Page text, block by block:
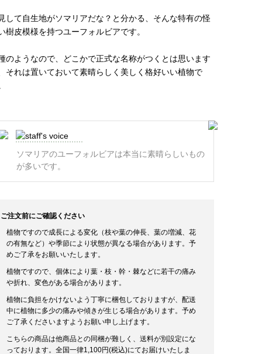
して自生地がソマリアだな？と分かる、そんな特有の怪
樹皮模様を持つユーフォルビアです。
のようなので、どこかで正式な名称がつくとは思います
それは置いておいて素晴らしく美しく格好いい植物で
ソマリアのユーフォルビアは本当に素晴らしいもの
が多いです。
ご注文前にご確認ください
植物ですので成長による変化（枝や葉の伸長、葉の増減、花
の有無など）や季節により状態が異なる場合があります。予
めご了承をお願いいたします。
植物ですので、個体により葉・枝・幹・棘などに若干の痛み
や折れ、変色がある場合があります。
植物に負担をかけないよう丁寧に梱包しておりますが、配送
中に植物に多少の痛みや傾きが生じる場合があります。予め
ご了承くださいますようお願い申し上げます。
こちらの商品は他商品との同梱が難しく、送料が別設定にな
っております。全国一律1,100円(税込)にてお届けいたしま